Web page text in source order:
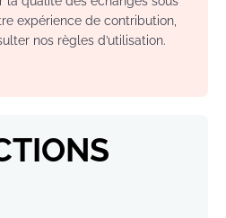
expérience de contribution,
nos règles d’utilisation.